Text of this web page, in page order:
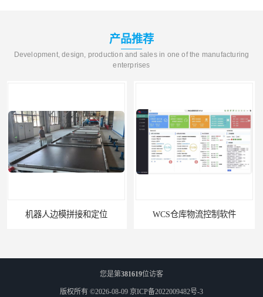
产品推荐
Development, design, production and sales in one of the manufacturing
enterprises
WCS仓库物流控制软件 物流线调度软件
您是第381619位访客
版权所有 ©2026-08-09 京ICP备2022009482号-3